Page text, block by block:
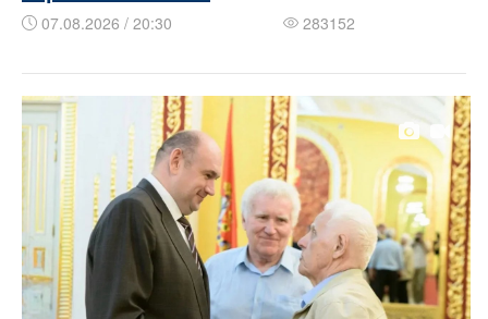
07.08.2026 / 20:30 283152